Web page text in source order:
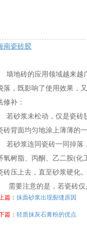
南瓷砖胶
墙地砖的应用领域越来越
落，既影响了使用效果，
修补：
若砂浆未松动，仅是瓷砖
砖背面均匀地涂上薄薄的
若砂浆连同瓷砖一同掉落
氧树脂、丙酮、乙二胺(化
砖压上去，直至砂浆硬化
需要注意的是，若瓷砖仅
篇：抹面砂浆出现裂缝原因
篇：轻质抹灰石膏粉的优点